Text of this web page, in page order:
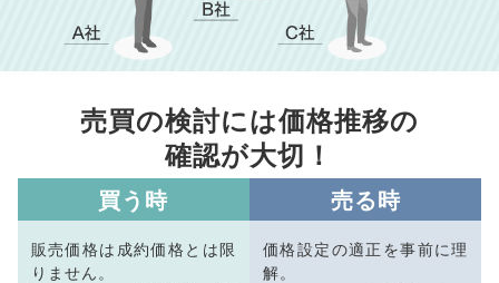
売買の検討には価格推移の
確認が大切！
買う時
販売価格は成約価格とは限
りません。
売る時
価格設定の適正を事前に理
解。